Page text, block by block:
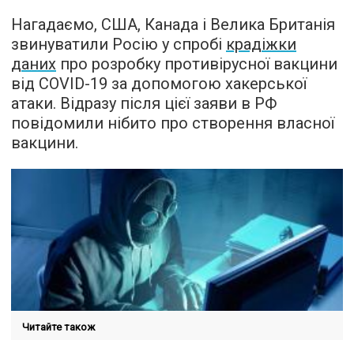
Нагадаємо, США, Канада і Велика Британія
звинуватили Росію у спробі крадіжки
даних про розробку противірусної вакцини
від COVID-19 за допомогою хакерської
атаки. Відразу після цієї заяви в РФ
повідомили нібито про створення власної
вакцини.
Читайте також